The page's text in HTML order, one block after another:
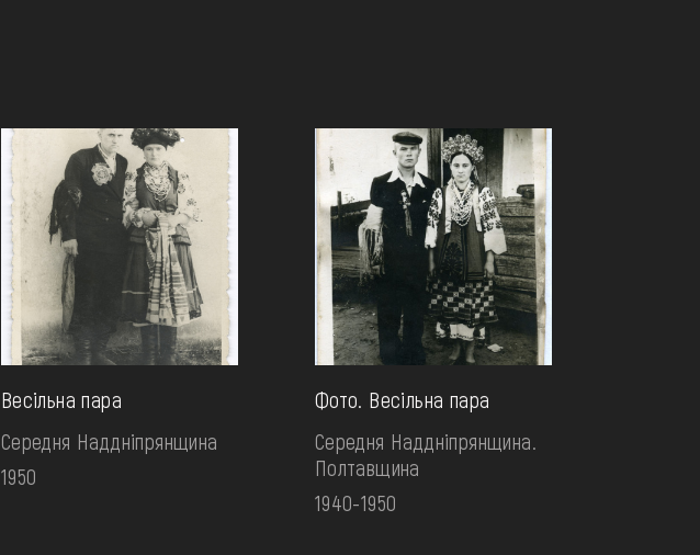
Весільна пара
Середня Наддніпрянщина
1950
Фото. Весільна пара
Середня Наддніпрянщина.
Полтавщина
1940-1950